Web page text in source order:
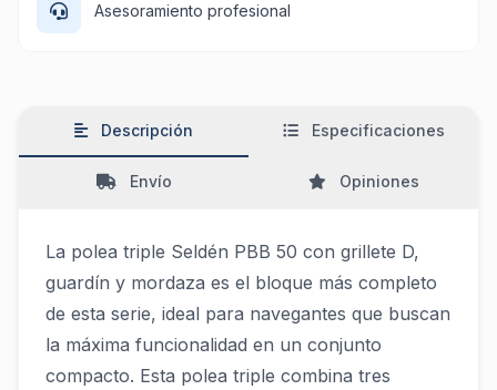
Asesoramiento profesional
Descripción Especificaciones
Envío Opiniones
La polea triple Seldén PBB 50 con grillete D,
guardín y mordaza es el bloque más completo
de esta serie, ideal para navegantes que buscan
la máxima funcionalidad en un conjunto
compacto. Esta polea triple combina tres